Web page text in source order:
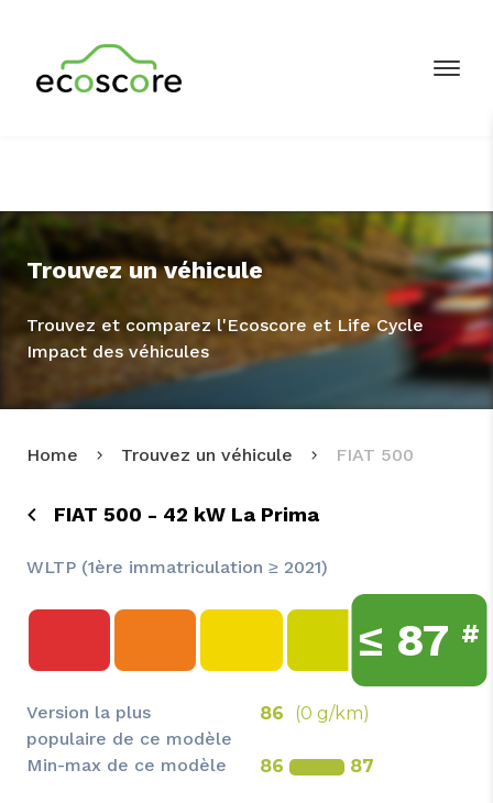
Trouvez un véhicule
Trouvez et comparez l'Ecoscore et Life Cycle
Impact des véhicules
Home Trouvez un véhicule FIAT 500
FIAT 500 - 42 kW La Prima
WLTP (1ère immatriculation ≥ 2021)
≤ 87 #
Version la plus
populaire de ce modèle
86 (0 g/km)
Min-max de ce modèle 86 87